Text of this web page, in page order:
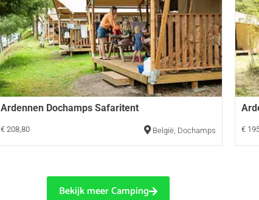
Ardennen Dochamps Safaritent
€ 208,80 België, Dochamps €
Bekijk meer Camping